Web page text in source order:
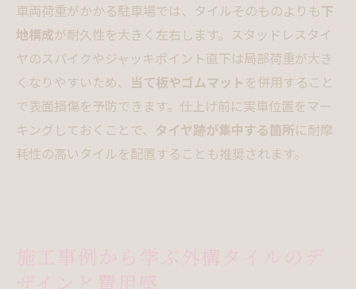
車両荷重がかかる駐車場では、タイルそのものよりも下
地構成が耐久性を大きく左右します。スタッドレスタイ
ヤのスパイクやジャッキポイント直下は局部荷重が大き
くなりやすいため、 当て板やゴムマット を併用すること
で表面損傷を予防できます。仕上げ前に実車位置をマー
キングしておくことで、 タイヤ跡が集中する箇所に耐摩
耗性の高いタイルを配置することも推奨されます。